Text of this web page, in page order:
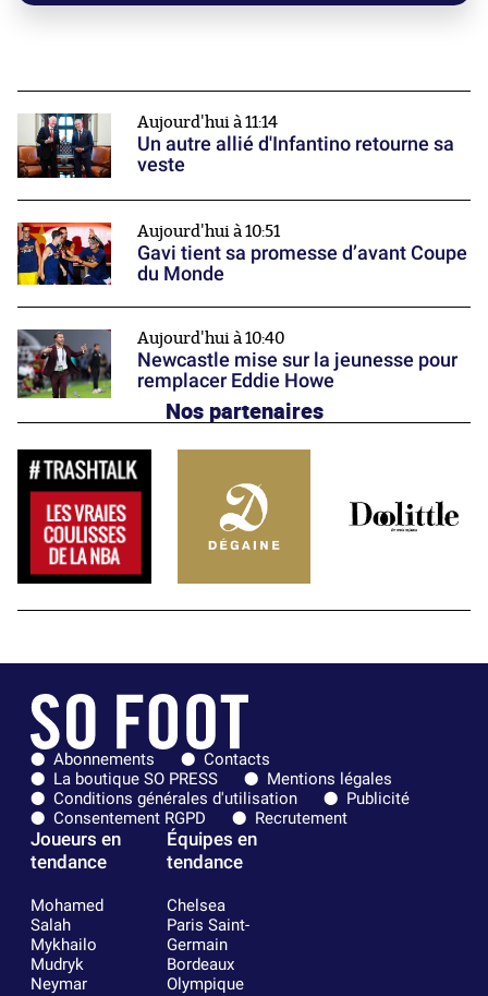
Aujourd'hui à 11:14
Un autre allié d'Infantino retourne sa
veste
Aujourd'hui à 10:51
Gavi tient sa promesse d’avant Coupe
du Monde
Aujourd'hui à 10:40
Newcastle mise sur la jeunesse pour
remplacer Eddie Howe
Nos partenaires
Abonnements
Contacts
La boutique SO PRESS
Mentions légales
Conditions générales d'utilisation
Publicité
Consentement RGPD
Recrutement
Joueurs en
tendance
Mohamed
Salah
Mykhailo
Mudryk
Neymar
Équipes en
tendance
Chelsea
Paris Saint-
Germain
Bordeaux
Olympique